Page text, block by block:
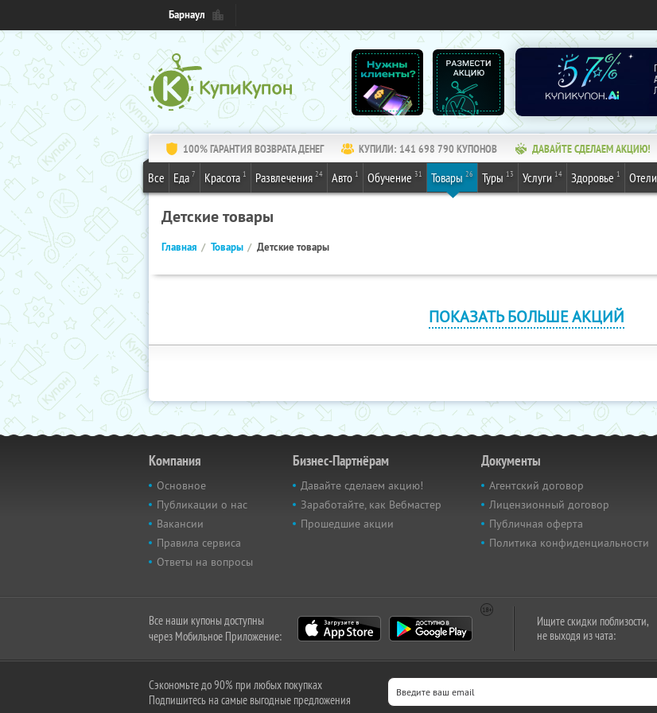
Барнаул
100% ГАРАНТИЯ ВОЗВРАТА ДЕНЕГ КУПИЛИ: 141 698 790КУПОНОВ ДАВАЙТЕ СДЕЛАЕМ АКЦИЮ!
Все Еда 7 Красота 1 Развлечения 24 Авто 1 Обучение 31 Товары 26 Туры 13 Услуги 14 Здоровье 1 Отели
Детские товары
Главная Товары Детские товары
ПОКАЗАТЬ БОЛЬШЕ АКЦИЙ
Компания
Основное
Публикации о нас
Вакансии
Правила сервиса
Ответы на вопросы
Бизнес-Партнёрам
Давайте сделаем акцию!
Заработайте, как Вебмастер
Прошедшие акции
Документы
Агентский договор
Лицензионный договор
Публичная оферта
Политика конфиденциальности
Все наши купоны доступны
через Мобильное Приложение:
Ищите скидки поблизости,
не выходя из чата:
Сэкономьте до 90% при любых покупках
Подпишитесь на самые выгодные предложения